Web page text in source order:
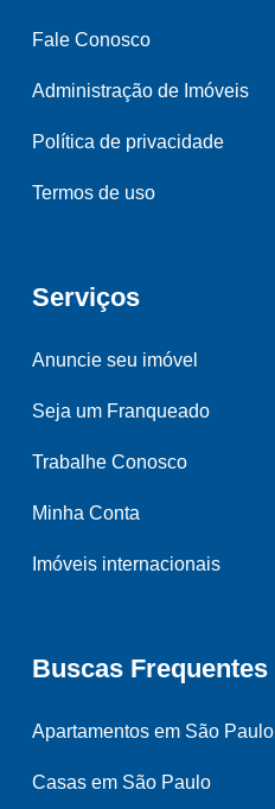
Fale Conosco
Administração de Imóveis
Política de privacidade
Termos de uso
Serviços
Anuncie seu imóvel
Seja um Franqueado
Trabalhe Conosco
Minha Conta
Imóveis internacionais
Buscas Frequentes
Apartamentos em São Paulo
Casas em São Paulo